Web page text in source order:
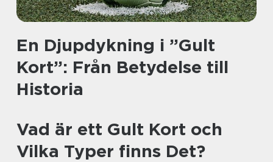
En Djupdykning i ”Gult
Kort”: Från Betydelse till
Historia
Vad är ett Gult Kort och
Vilka Typer finns Det?